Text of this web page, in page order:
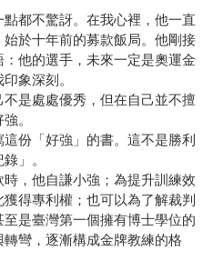
都不驚訝。在我心裡，他一直
於十年前的募款飯局。他剛接
他的選手，未來一定是奧運金
象深刻。
是處處優秀，但在自己並不擅
。
份「好強」的書。這不是勝利
」。
，他自謙小強；為提升訓練效
得專利權；也可以為了解裁判
是臺灣第一個擁有博士學位的
彎，逐漸構成金牌教練的格